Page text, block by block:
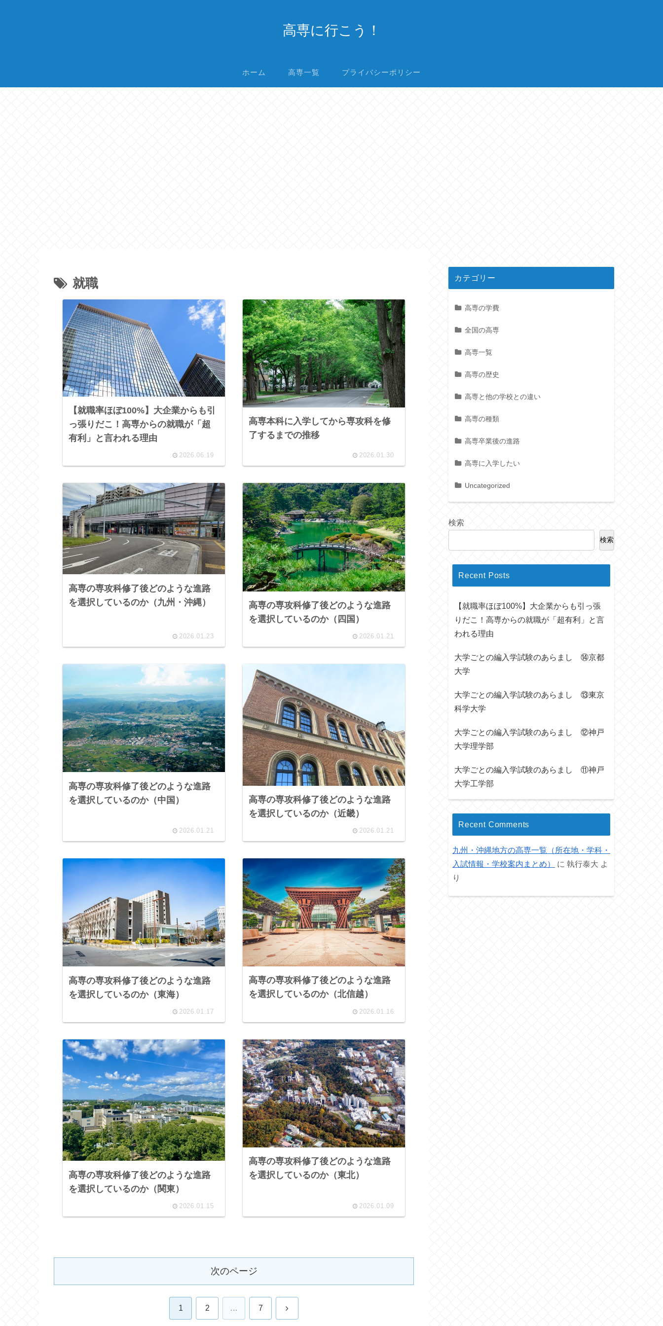
高専に行こう！
ホーム 高専一覧 プライバシーポリシー
就職
【就職率ほぼ100%】大企業からも引
っ張りだこ！高専からの就職が「超
有利」と言われる理由
2026.06.19
高専本科に入学してから専攻科を修
了するまでの推移
2026.01.30
高専の専攻科修了後どのような進路
を選択しているのか（九州・沖縄）
2026.01.23
高専の専攻科修了後どのような進路
を選択しているのか（四国）
2026.01.21
高専の専攻科修了後どのような進路
を選択しているのか（中国）
2026.01.21
高専の専攻科修了後どのような進路
を選択しているのか（近畿）
2026.01.21
高専の専攻科修了後どのような進路
を選択しているのか（東海）
2026.01.17
高専の専攻科修了後どのような進路
を選択しているのか（北信越）
2026.01.16
高専の専攻科修了後どのような進路
を選択しているのか（関東）
2026.01.15
高専の専攻科修了後どのような進路
を選択しているのか（東北）
2026.01.09
次のページ
1 2 … 7 次
カテゴリー
高専の学費
全国の高専
高専一覧
高専の歴史
高専と他の学校との違い
高専の種類
高専卒業後の進路
高専に入学したい
Uncategorized
検索
検索
Recent Posts
【就職率ほぼ100%】大企業からも引っ張
りだこ！高専からの就職が「超有利」と言
われる理由
大学ごとの編入学試験のあらまし ⑭京都
大学
大学ごとの編入学試験のあらまし ⑬東京
科学大学
大学ごとの編入学試験のあらまし ⑫神戸
大学理学部
大学ごとの編入学試験のあらまし ⑪神戸
大学工学部
Recent Comments
九州・沖縄地方の高専一覧（所在地・学科・
入試情報・学校案内まとめ）
に 執行泰大 よ
り